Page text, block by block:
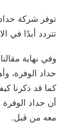
توفر شركة
تتردد أبدًا في
وفي نهاية
حداد الوفرة،
كما قد ذكرنا
أن حداد
معه من قبل.